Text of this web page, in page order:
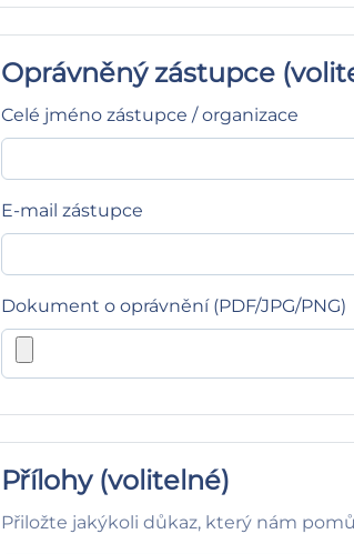
Oprávněný zástupce
Celé jméno zástupce / organizace
E-mail zástupce
Dokument o oprávnění (PDF/JPG/PNG)
Přílohy (volitelné)
Přiložte jakýkoli důkaz, který nám